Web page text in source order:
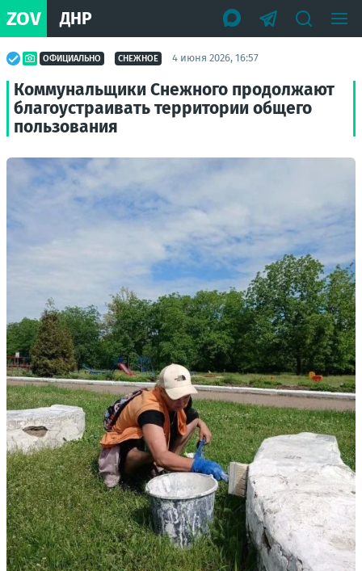
ZOV ДНР
ОФИЦИАЛЬНО СНЕЖНОЕ 4 июня 2026, 16:57
Коммунальщики Снежного продолжают
благоустраивать территории общего
пользования